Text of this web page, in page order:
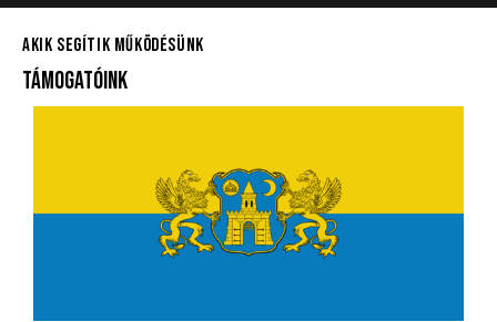
AKIK SEGÍTIK MŰKÖDÉSÜNK
TÁMOGATÓINK